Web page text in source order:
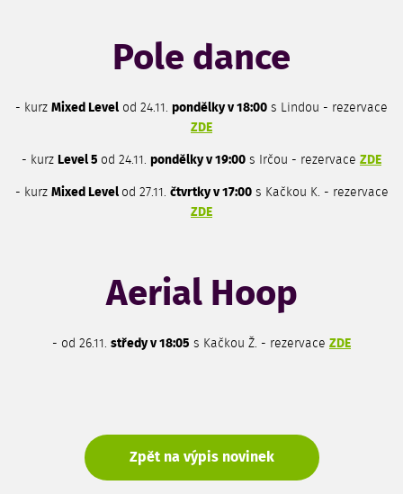
Pole dance
- kurz Mixed Level od 24.11. pondělky v 18:00 s Lindou - rezervace
ZDE
- kurz Level 5 od 24.11. pondělky v 19:00 s Irčou - rezervace ZDE
- kurz Mixed Level od 27.11. čtvrtky v 17:00s Kačkou K. - rezervace
ZDE
Aerial Hoop
- od 26.11. středy v 18:05 s Kačkou Ž. - rezervace ZDE
Zpět na výpis novinek